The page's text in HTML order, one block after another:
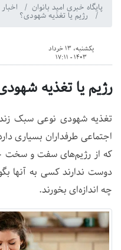
پایگاه خبری امید بانوان اخبار
رژیم یا تغذیه شهودی؟
یکشنبه، 13 خرداد
1403 - 17:11
رژیم یا تغذیه
تغذیه شهودی نوعی سبک
اجتماعی طرفداران بسیاری
که از رژیم‌های سفت‌ و سخت
دوست ندارند کسی به آنها
چه اندازه‌ای بخورند.